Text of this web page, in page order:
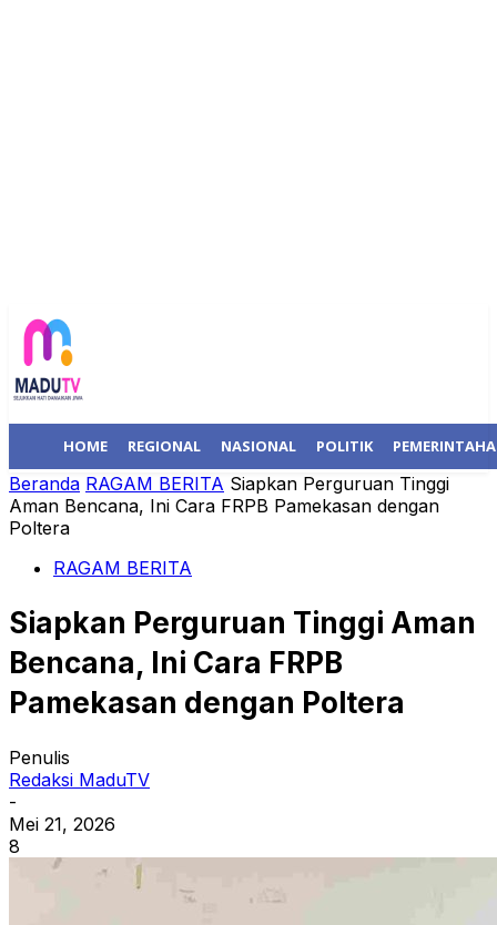
HOME REGIONAL NASIONAL POLITIK
Beranda RAGAM BERITA Siapkan Perguruan Tinggi
Aman Bencana, Ini Cara FRPB Pamekasan dengan
Poltera
RAGAM BERITA
Siapkan Perguruan Tinggi Aman
Bencana, Ini Cara FRPB
Pamekasan dengan Poltera
Penulis
Redaksi MaduTV
-
Mei 21, 2026
8